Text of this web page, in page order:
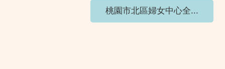
桃園市北區婦女中心全...